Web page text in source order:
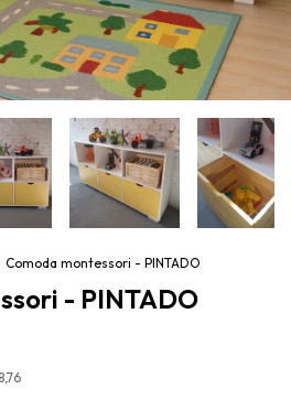
Comoda montessori - PINTADO
- PINTADO